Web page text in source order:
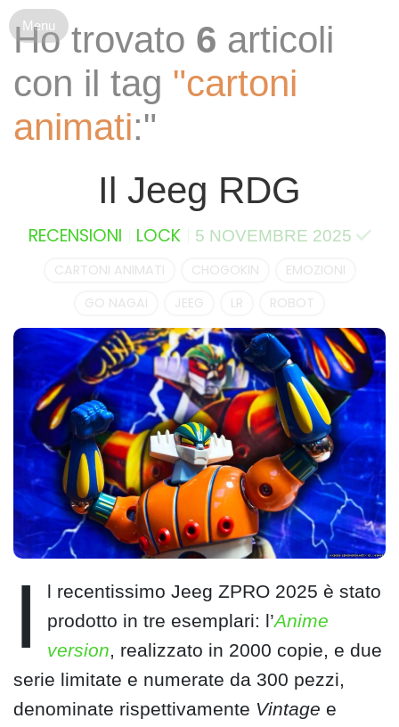
Ho trovato 6 articoli
con il tag "cartoni
animati:"
Il Jeeg RDG
RECENSIONI LOCK 5 NOVEMBRE 2025
CARTONI ANIMATI CHOGOKIN
EMOZIONI
GO NAGAI
JEEG LR ROBOT
I
l recentissimo Jeeg ZPRO 2025 è stato
prodotto in tre esemplari: l’Anime
version, realizzato in 2000 copie, e due
serie limitate e numerate da 300 pezzi,
denominate rispettivamente Vintage e